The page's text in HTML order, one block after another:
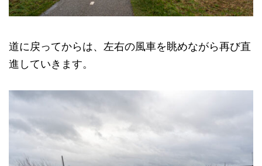
道に戻ってからは、左右の風車を眺めながら再び直
進していきます。